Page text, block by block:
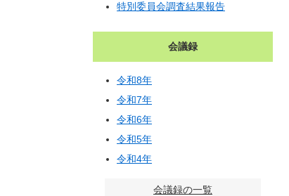
特別委員会調査結果報告
会議録
令和8年
令和7年
令和6年
令和5年
令和4年
会議録の一覧